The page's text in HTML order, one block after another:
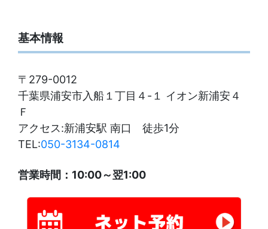
基本情報
〒279-0012
千葉県浦安市入船１丁目４-１ イオン新浦安４
Ｆ
アクセス:新浦安駅 南口 徒歩1分
TEL:050-3134-0814
営業時間：10:00～翌1:00